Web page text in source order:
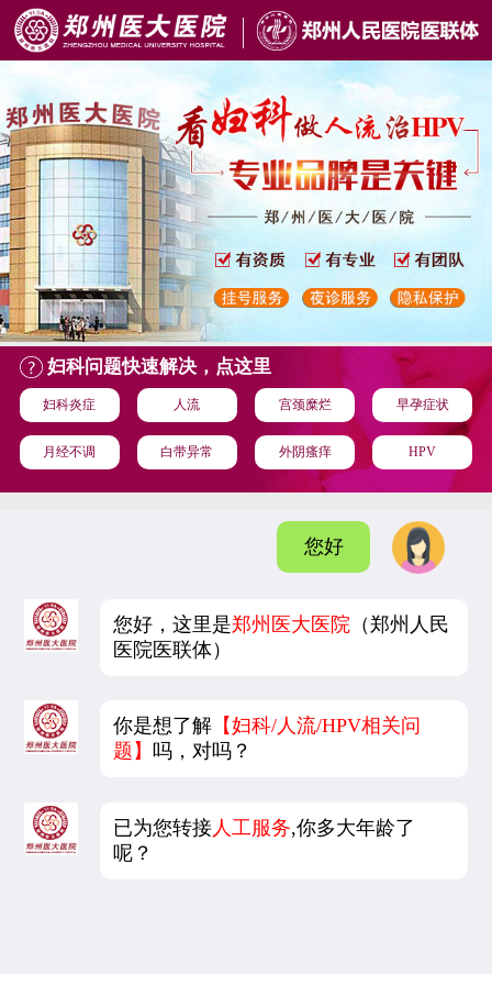
妇科问题快速解决，点这里
妇科炎症 人流 宫颈糜烂 早孕症状
月经不调 白带异常 外阴瘙痒 HPV
您好
您好，这里是郑州医大医院 （郑州人民
医院医联体）
你是想了解 【妇科/人流/HPV相关问
题】吗，对吗？
已为您转接 人工服务,你多大年龄了
呢？